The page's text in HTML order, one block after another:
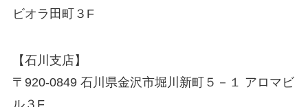
ビオラ田町３F
【石川支店】
〒920-0849 石川県金沢市堀川新町５－１ アロマビ
ル３F